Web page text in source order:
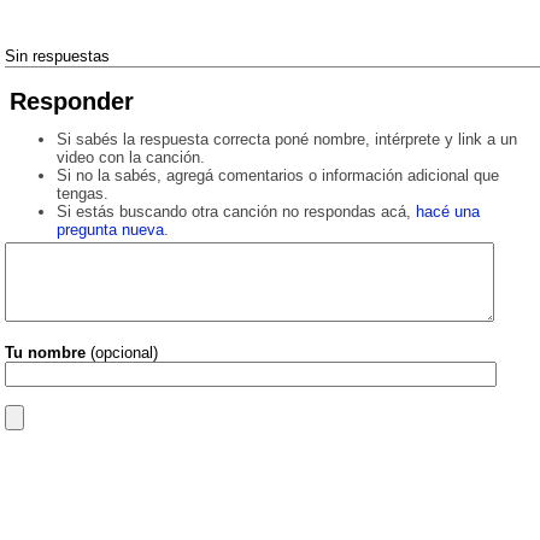
Sin respuestas
Responder
Si sabés la respuesta correcta poné nombre, intérprete y link a un
video con la canción.
Si no la sabés, agregá comentarios o información adicional que
tengas.
Si estás buscando otra canción no respondas acá, hacé una
pregunta nueva.
Tu nombre (opcional)